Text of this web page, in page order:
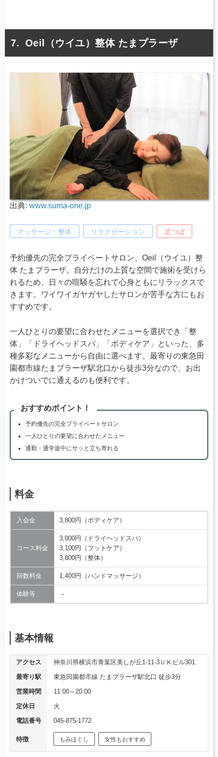
Oeil（ウイユ）整体 たまプラーザ
出典: www.suma-one.jp
マッサージ・整体 リラクゼーション 足つぼ
予約優先の完全プライベートサロン、Oeil（ウイユ）整
体 たまプラーザ。自分だけの上質な空間で施術を受けら
れるため、日々の喧騒を忘れて心身ともにリラックスで
きます。ワイワイガヤガヤしたサロンが苦手な方にもお
すすめです。
一人ひとりの要望に合わせたメニューを選択でき「整
体」「ドライヘッドスパ」「ボディケア」といった、多
種多彩なメニューから自由に選べます。最寄りの東急田
園都市線たまプラーザ駅北口から徒歩3分なので、お出
かけついでに通えるのも便利です。
おすすめポイント！
予約優先の完全プライベートサロン
一人ひとりの要望に合わせたメニュー
通勤・通学途中にサッと立ち寄れる
料金
入会金 3,800円（ボディケア）
コース料金
3,000円（ドライヘッドスパ）
3,100円（フットケア）
3,800円（整体）
回数料金 1,400円（ハンドマッサージ）
体験等 －
基本情報
アクセス
神奈川県横浜市青葉区美しが丘1-11-3ＵＫビル301
最寄り駅
東急田園都市線 たまプラーザ駅北口 徒歩3分
営業時間
11:00～20:00
定休日
火
電話番号
045-875-1772
特徴 もみほぐし 女性もおすすめ